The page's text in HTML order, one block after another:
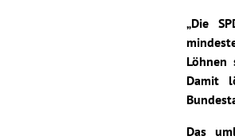
„Die
Damit
Das